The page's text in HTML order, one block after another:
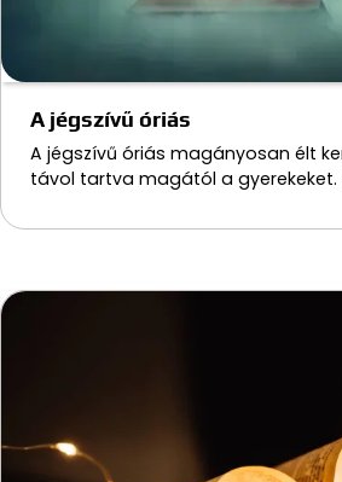
A jégszívű óriás
A jégszívű óriás magányosan élt
távol tartva magától a gyerekeket.